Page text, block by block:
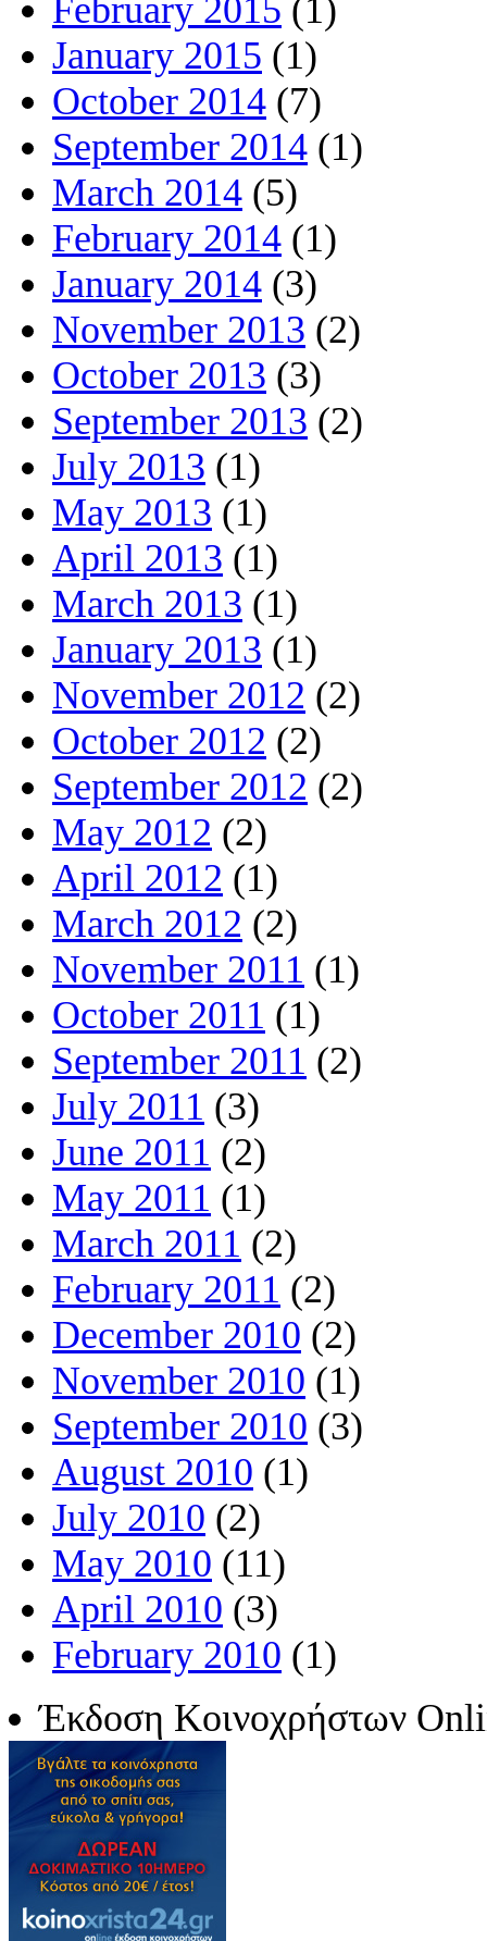
February 2015 (1)
January 2015 (1)
October 2014 (7)
September 2014 (1)
March 2014 (5)
February 2014 (1)
January 2014 (3)
November 2013 (2)
October 2013 (3)
September 2013 (2)
July 2013 (1)
May 2013 (1)
April 2013 (1)
March 2013 (1)
January 2013 (1)
November 2012 (2)
October 2012 (2)
September 2012 (2)
May 2012 (2)
April 2012 (1)
March 2012 (2)
November 2011 (1)
October 2011 (1)
September 2011 (2)
July 2011 (3)
June 2011 (2)
May 2011 (1)
March 2011 (2)
February 2011 (2)
December 2010 (2)
November 2010 (1)
September 2010 (3)
August 2010 (1)
July 2010 (2)
May 2010 (11)
April 2010 (3)
February 2010 (1)
Έκδοση Κοινοχρήστων